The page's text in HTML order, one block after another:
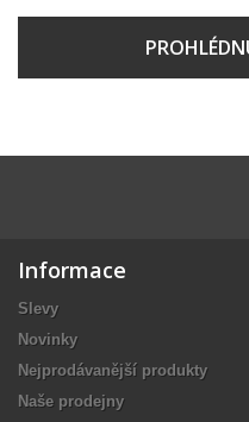
Informace
Slevy
Novinky
Nejprodávanější produkty
Naše prodejny